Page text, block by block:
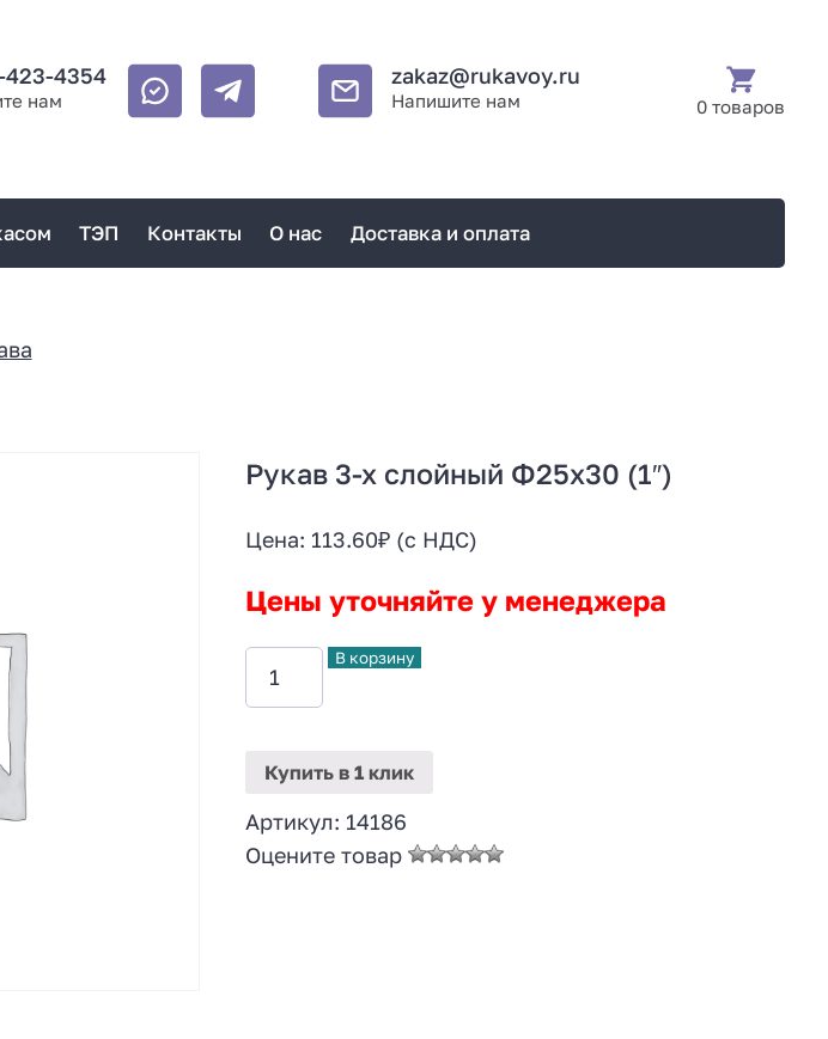
423-4354
нам
zakaz@rukavoy.ru
Напишите нам 0 товаров
ТЭП Контакты О нас Доставка и оплата
Рукав 3-х слойный Ф25х30 (1″)
Цена: 113.60₽(с НДС)
Цены уточняйте у менеджера
В корзину
Купитьв 1 клик
Артикул: 14186
Оцените товар